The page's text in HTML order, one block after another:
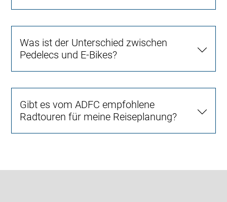
Was ist der Unterschied zwischen
Pedelecs und E-Bikes?
Gibt es vom ADFC empfohlene
Radtouren für meine Reiseplanung?